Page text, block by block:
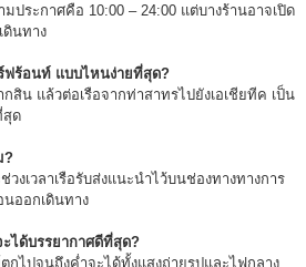
มประกาศคือ 10:00 – 24:00 แต่บางร้านอาจเปิด
ดินทาง
ฟร้อนท์ แบบไหนง่ายที่สุด?
สิน แล้วต่อเรือจากท่าสาทรไปยังเอเชียทีค เป็น
สุด
?
งเวลาเรือรับส่งแนะนำไว้บนช่องทางทางการ
นออกเดินทาง
ะได้บรรยากาศดีที่สุด?
กไปจนถึงค่ำจะได้ทั้งแสงถ่ายรูปและไฟกลาง